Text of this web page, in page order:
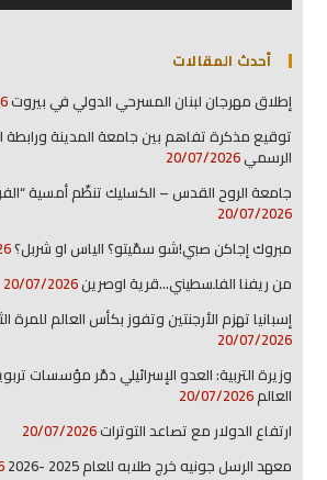
أحدث المقالات
إطلاق مهرجان لبنان المسرحي الدولي في بيروت
توقيع مذكرة تفاهم بين جامعة المدينة ورابطة
الرسمي20/07/2026
جامعة الروح القدس – الكسليك تنظّم أمسية
20/07/2026
مبروك إجاكن صبي!شو سمّيتو؟ الياس او شربل؟
من ريفنا الفلسطيني…قرية اوصرين20/07/2026
إسبانيا تهزم الأرجنتين وتفوز بكأس العالم للمرة
20/07/2026
وزيرة التربية: العدو الإسرائيلي دمّر مؤسسات
العالم20/07/2026
ارتفاع الدولار مع تصاعد التوترات20/07/2026
معهد الرسل جونيه خرج طلابه للعام 2025 -2026